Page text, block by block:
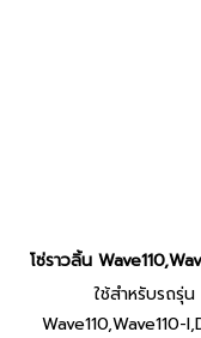
โซ่ราวลิ้น
ใช้สำหรับรถรุ่น
Wave110,Wave110-